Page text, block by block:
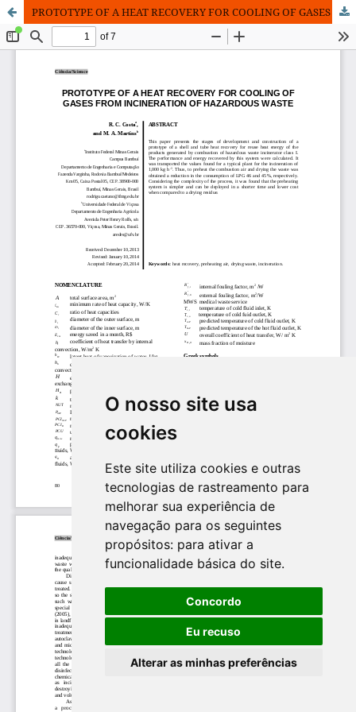
O nosso site usa
cookies
Este site utiliza cookies e outras
tecnologias de rastreamento para
melhorar sua experiência de
navegação para os seguintes
propósitos: para ativar a
funcionalidade básica do site.
Concordo
Eu recuso
Alterar as minhas preferências
PROTOTYPE OF A HEAT RECOVERY FOR COOLING OF GASES FROM INCINERATION OF HAZARDOUS WASTE